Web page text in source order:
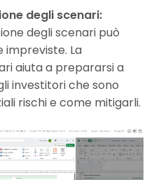
degli scenari:
degli scenari può
impreviste. La
aiuta a prepararsi a
investitori che sono
rischi e come mitigarli.